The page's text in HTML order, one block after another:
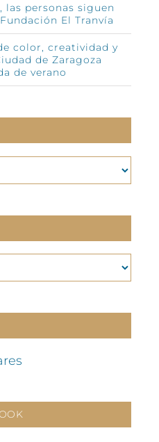
las personas siguen
El Tranvía
color, creatividad y
de Zaragoza
de verano